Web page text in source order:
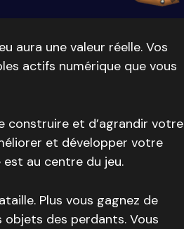
aura une valeur réelle. Vos
actifs numérique que vous
construire et d’agrandir votre
et développer votre
au centre du jeu.
Plus vous gagnez de
des perdants. Vous